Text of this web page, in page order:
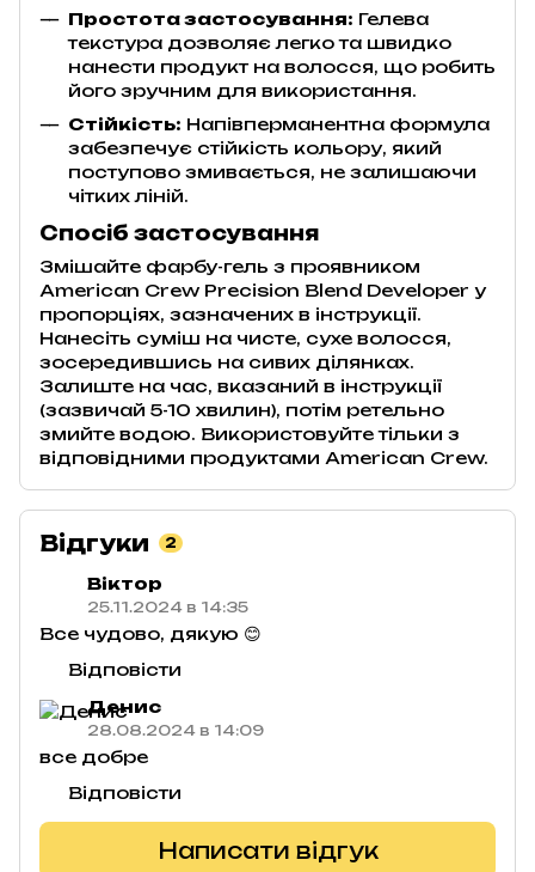
Простота застосування: Гелева
текстура дозволяє легко та швидко
нанести продукт на волосся, що робить
його зручним для використання.
Стійкість: Напівперманентна формула
забезпечує стійкість кольору, який
поступово змивається, не залишаючи
чітких ліній.
Спосіб застосування
Змішайте фарбу-гель з проявником
American Crew Precision Blend Developer у
пропорціях, зазначених в інструкції.
Нанесіть суміш на чисте, сухе волосся,
зосередившись на сивих ділянках.
Залиште на час, вказаний в інструкції
(зазвичай 5-10 хвилин), потім ретельно
змийте водою. Використовуйте тільки з
відповідними продуктами American Crew.
Відгуки 2
Віктор
25.11.2024 в 14:35
Все чудово, дякую 😊
Відповісти
Денис
28.08.2024 в 14:09
все добре
Відповісти
Написати відгук